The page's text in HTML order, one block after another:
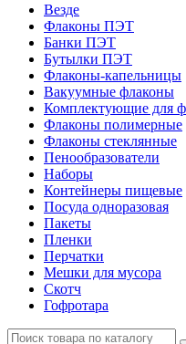
Везде
Флаконы ПЭТ
Банки ПЭТ
Бутылки ПЭТ
Флаконы-капельницы
Вакуумные флаконы
Комплектующие для
Флаконы полимерные
Флаконы стеклянные
Пенообразователи
Наборы
Контейнеры пищевые
Посуда одноразовая
Пакеты
Пленки
Перчатки
Мешки для мусора
Скотч
Гофротара